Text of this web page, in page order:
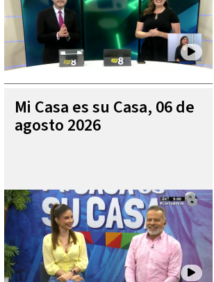
Mi Casa es su Casa, 06 de
agosto 2026